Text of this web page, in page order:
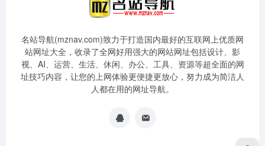
名站导航(mznav.com)致力于打造国内最好的互联网上优质网
站网址大全，收录了全网好用强大的网站网址包括设计、影
视、AI、运营、生活、休闲、办公、工具、资源等超全面的网
址技巧内容，让您的上网体验更便捷更放心，努力成为简洁人
人都在用的网址导航。